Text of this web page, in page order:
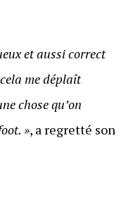
et aussi correct
me déplaît
chose qu’on
», a regretté son